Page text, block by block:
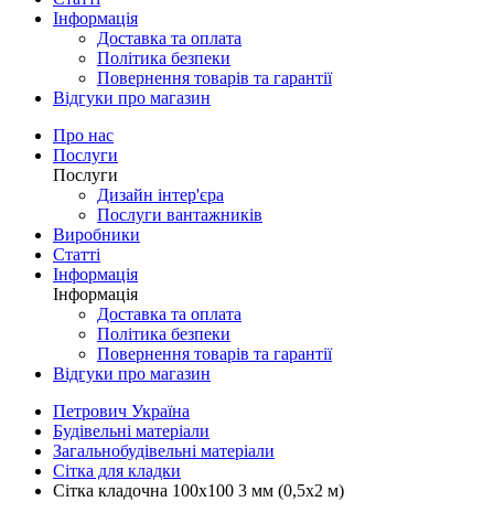
Інформація
Доставка та оплата
Політика безпеки
Повернення товарів та гарантії
Відгуки про магазин
Про нас
Послуги
Послуги
Дизайн інтер'єра
Послуги вантажників
Виробники
Статті
Інформація
Інформація
Доставка та оплата
Політика безпеки
Повернення товарів та гарантії
Відгуки про магазин
Петрович Україна
Будівельні матеріали
Загальнобудівельні матеріали
Сітка для кладки
Сітка кладочна 100x100 3 мм (0,5x2 м)